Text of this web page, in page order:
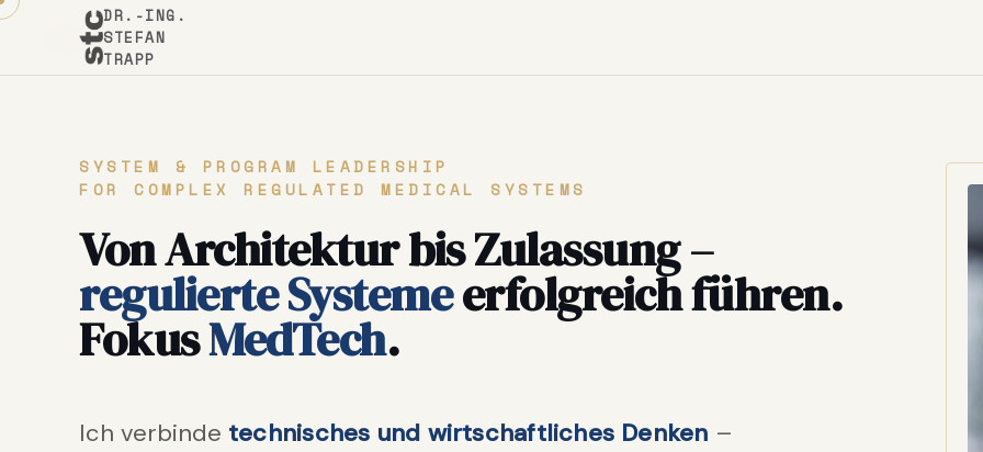
DR.-ING.
STEFAN
TRAPP
01 / 06
SYSTEM & PROGRAM LEADERSHIP
FOR COMPLEX REGULATED MEDICAL SYSTEMS
Von Architektur bis Zulassung –
regulierte Systemeerfolgreich führen.
FokusMedTech.
Ich verbinde technisches und wirtschaftliches Denken –